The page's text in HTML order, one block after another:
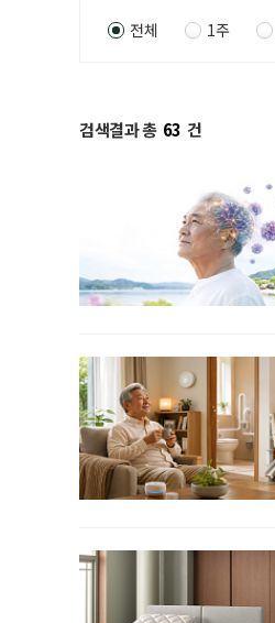
전체 1주
검색결과 총 63 건